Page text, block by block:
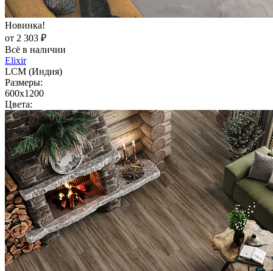
Новинка!
от 2 303 ₽
Всё в наличии
Elixir
LCM (Индия)
Размеры:
600x1200
Цвета: